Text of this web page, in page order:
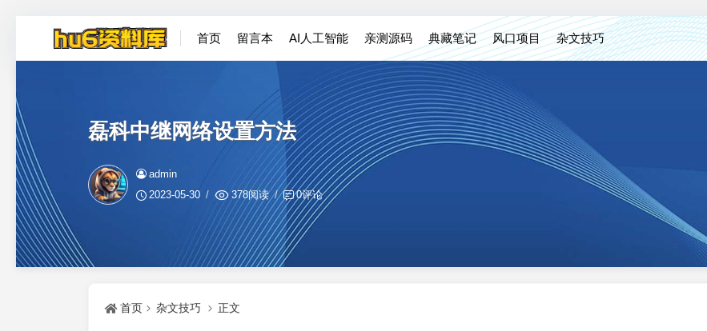
首页 留言本 AI人工智能 亲测源码 典藏笔记 风口项目 杂文技巧
磊科中继网络设置方法
admin
2023-05-30
378阅读 0评论
首页 杂文技巧 正文